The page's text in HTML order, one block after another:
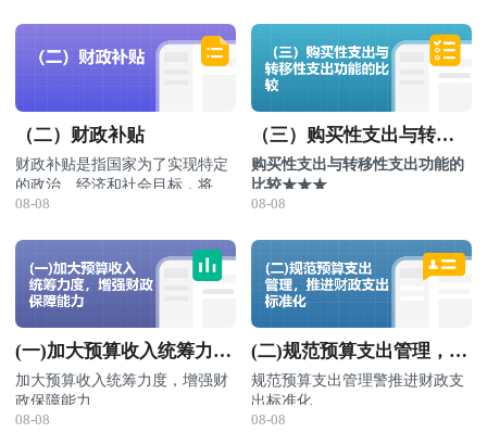
数据。
录
数
据
包括户籍、卫生医疗保障、
教育、就业方面的登记等，
会保障等部门在其行使管理
职能过程中产生并管理。
单
位
息
记
录
数
据
包括对企业、事业和机关等
由市场监督、税务、民政和
编办等管理部门产生并管
理。
自
然
和
资
源
包括气象、地震、矿产资
源、环境资源等信息，主要
由气象、地震、自然资源、
优抚
（二）财政补贴
财政补贴是指国家为了实现特定
的政治、经济和社会目标，将一
部分财政资金无偿补助给企业和
通常财政补贴可以从以下几个方
按财政补贴
的项目和形
式
价格补贴、企业亏
损补贴、外贸补
工生活补贴、财政
贴息等
按财政补贴
的环节
生产环节补贴、流
08-08
（三）购买性支出与转移
性支出功能的比较
购买性支出与转移性支出功能的
比较★★★
1．对
生产
与就
业影
响的
方式
不同
会扩大和增
加社会需
产结构的调
整和变动，
对社会生产
与就业有着
用权的转
移 ，不表明
政府拥有的
权、占有和
运用的资源
增加。会增
加社会需
08-08
(一)加大预算收入统筹力
度，增强财政保障能力
加大预算收入统筹力度，增强财
政保障能力
1.规范政府收入预算管理
08-08
(二)规范预算支出管理，推
进财政支出标准化
规范预算支出管理警推进财政支
出标准化
1.加强重大决策部署财力保障
08-08